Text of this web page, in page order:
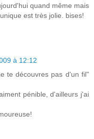
quand même mais
est très jolie. bises!
à 12:12
te découvres pas d'un fil"
pénible, d'ailleurs j'ai